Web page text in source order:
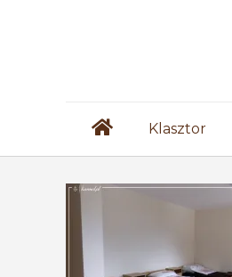
Klasztor